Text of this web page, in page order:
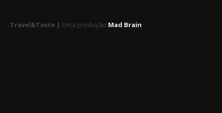
Travel&Taste | Uma produção Mad Brain